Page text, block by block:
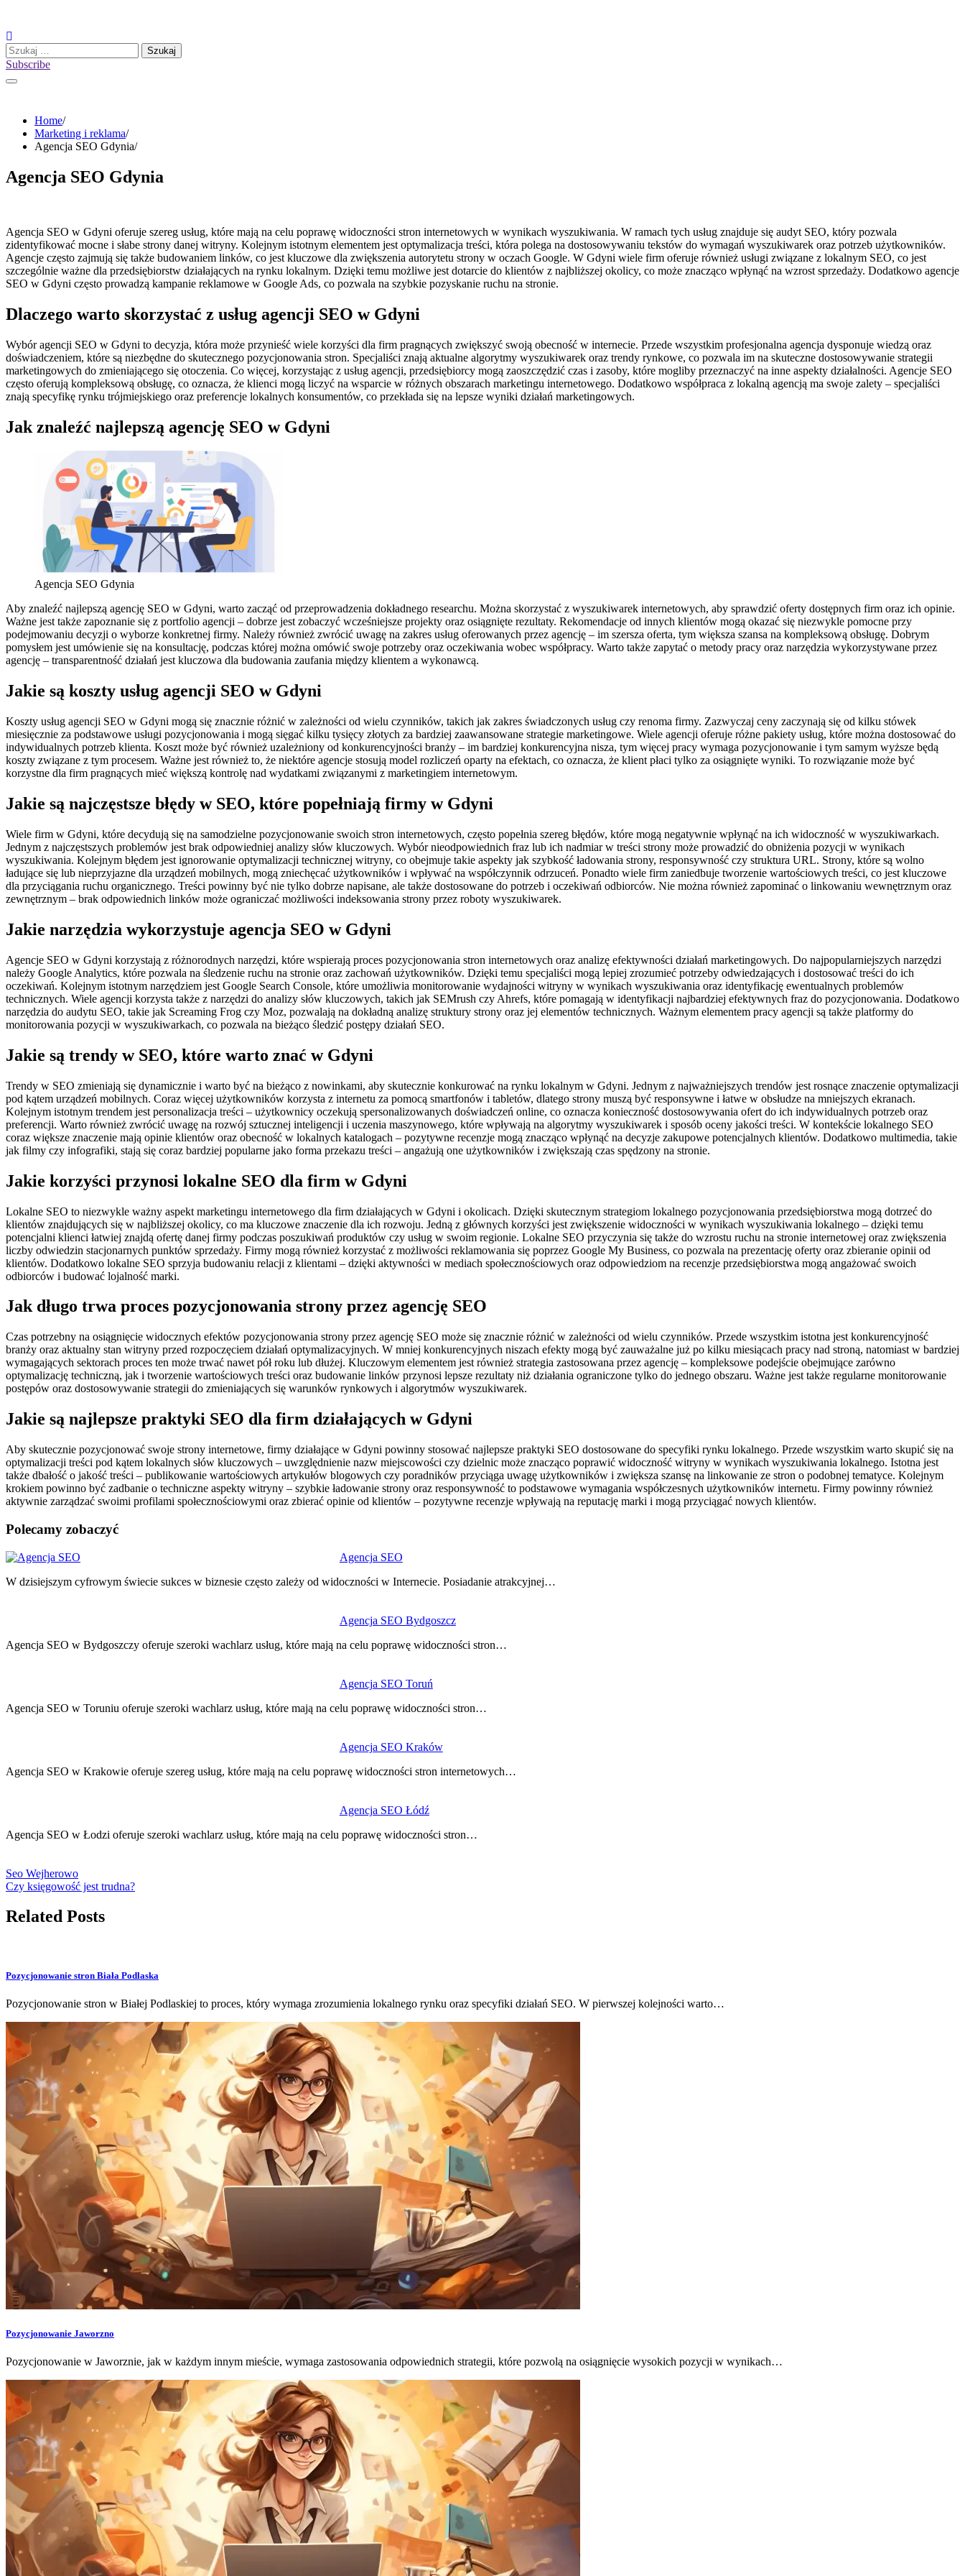
content
Szukaj:
Subscribe
Home
Marketing i reklama
Agencja SEO Gdynia
Agencja SEO Gdynia
Agencja SEO w Gdyni oferuje szereg usług, które mają na celu poprawę widoczności stron internetowych w wynikach wyszukiwania. W ramach tych usług znajduje się audyt SEO, który pozwala
zidentyfikować mocne i słabe strony danej witryny. Kolejnym istotnym elementem jest optymalizacja treści, która polega na dostosowywaniu tekstów do wymagań wyszukiwarek oraz potrzeb użytkowników.
Agencje często zajmują się także budowaniem linków, co jest kluczowe dla zwiększenia autorytetu strony w oczach Google. W Gdyni wiele firm oferuje również usługi związane z lokalnym SEO, co jest
szczególnie ważne dla przedsiębiorstw działających na rynku lokalnym. Dzięki temu możliwe jest dotarcie do klientów z najbliższej okolicy, co może znacząco wpłynąć na wzrost sprzedaży. Dodatkowo agencje
SEO w Gdyni często prowadzą kampanie reklamowe w Google Ads, co pozwala na szybkie pozyskanie ruchu na stronie.
Dlaczego warto skorzystać z usług agencji SEO w Gdyni
Wybór agencji SEO w Gdyni to decyzja, która może przynieść wiele korzyści dla firm pragnących zwiększyć swoją obecność w internecie. Przede wszystkim profesjonalna agencja dysponuje wiedzą oraz
doświadczeniem, które są niezbędne do skutecznego pozycjonowania stron. Specjaliści znają aktualne algorytmy wyszukiwarek oraz trendy rynkowe, co pozwala im na skuteczne dostosowywanie strategii
marketingowych do zmieniającego się otoczenia. Co więcej, korzystając z usług agencji, przedsiębiorcy mogą zaoszczędzić czas i zasoby, które mogliby przeznaczyć na inne aspekty działalności. Agencje SEO
często oferują kompleksową obsługę, co oznacza, że klienci mogą liczyć na wsparcie w różnych obszarach marketingu internetowego. Dodatkowo współpraca z lokalną agencją ma swoje zalety – specjaliści
znają specyfikę rynku trójmiejskiego oraz preferencje lokalnych konsumentów, co przekłada się na lepsze wyniki działań marketingowych.
Jak znaleźć najlepszą agencję SEO w Gdyni
Agencja SEO Gdynia
Aby znaleźć najlepszą agencję SEO w Gdyni, warto zacząć od przeprowadzenia dokładnego researchu. Można skorzystać z wyszukiwarek internetowych, aby sprawdzić oferty dostępnych firm oraz ich opinie.
Ważne jest także zapoznanie się z portfolio agencji – dobrze jest zobaczyć wcześniejsze projekty oraz osiągnięte rezultaty. Rekomendacje od innych klientów mogą okazać się niezwykle pomocne przy
podejmowaniu decyzji o wyborze konkretnej firmy. Należy również zwrócić uwagę na zakres usług oferowanych przez agencję – im szersza oferta, tym większa szansa na kompleksową obsługę. Dobrym
pomysłem jest umówienie się na konsultację, podczas której można omówić swoje potrzeby oraz oczekiwania wobec współpracy. Warto także zapytać o metody pracy oraz narzędzia wykorzystywane przez
agencję – transparentność działań jest kluczowa dla budowania zaufania między klientem a wykonawcą.
Jakie są koszty usług agencji SEO w Gdyni
Koszty usług agencji SEO w Gdyni mogą się znacznie różnić w zależności od wielu czynników, takich jak zakres świadczonych usług czy renoma firmy. Zazwyczaj ceny zaczynają się od kilku stówek
miesięcznie za podstawowe usługi pozycjonowania i mogą sięgać kilku tysięcy złotych za bardziej zaawansowane strategie marketingowe. Wiele agencji oferuje różne pakiety usług, które można dostosować do
indywidualnych potrzeb klienta. Koszt może być również uzależniony od konkurencyjności branży – im bardziej konkurencyjna nisza, tym więcej pracy wymaga pozycjonowanie i tym samym wyższe będą
koszty związane z tym procesem. Ważne jest również to, że niektóre agencje stosują model rozliczeń oparty na efektach, co oznacza, że klient płaci tylko za osiągnięte wyniki. To rozwiązanie może być
korzystne dla firm pragnących mieć większą kontrolę nad wydatkami związanymi z marketingiem internetowym.
Jakie są najczęstsze błędy w SEO, które popełniają firmy w Gdyni
Wiele firm w Gdyni, które decydują się na samodzielne pozycjonowanie swoich stron internetowych, często popełnia szereg błędów, które mogą negatywnie wpłynąć na ich widoczność w wyszukiwarkach.
Jednym z najczęstszych problemów jest brak odpowiedniej analizy słów kluczowych. Wybór nieodpowiednich fraz lub ich nadmiar w treści strony może prowadzić do obniżenia pozycji w wynikach
wyszukiwania. Kolejnym błędem jest ignorowanie optymalizacji technicznej witryny, co obejmuje takie aspekty jak szybkość ładowania strony, responsywność czy struktura URL. Strony, które są wolno
ładujące się lub nieprzyjazne dla urządzeń mobilnych, mogą zniechęcać użytkowników i wpływać na współczynnik odrzuceń. Ponadto wiele firm zaniedbuje tworzenie wartościowych treści, co jest kluczowe
dla przyciągania ruchu organicznego. Treści powinny być nie tylko dobrze napisane, ale także dostosowane do potrzeb i oczekiwań odbiorców. Nie można również zapominać o linkowaniu wewnętrznym oraz
zewnętrznym – brak odpowiednich linków może ograniczać możliwości indeksowania strony przez roboty wyszukiwarek.
Jakie narzędzia wykorzystuje agencja SEO w Gdyni
Agencje SEO w Gdyni korzystają z różnorodnych narzędzi, które wspierają proces pozycjonowania stron internetowych oraz analizę efektywności działań marketingowych. Do najpopularniejszych narzędzi
należy Google Analytics, które pozwala na śledzenie ruchu na stronie oraz zachowań użytkowników. Dzięki temu specjaliści mogą lepiej zrozumieć potrzeby odwiedzających i dostosować treści do ich
oczekiwań. Kolejnym istotnym narzędziem jest Google Search Console, które umożliwia monitorowanie wydajności witryny w wynikach wyszukiwania oraz identyfikację ewentualnych problemów
technicznych. Wiele agencji korzysta także z narzędzi do analizy słów kluczowych, takich jak SEMrush czy Ahrefs, które pomagają w identyfikacji najbardziej efektywnych fraz do pozycjonowania. Dodatkowo
narzędzia do audytu SEO, takie jak Screaming Frog czy Moz, pozwalają na dokładną analizę struktury strony oraz jej elementów technicznych. Ważnym elementem pracy agencji są także platformy do
monitorowania pozycji w wyszukiwarkach, co pozwala na bieżąco śledzić postępy działań SEO.
Jakie są trendy w SEO, które warto znać w Gdyni
Trendy w SEO zmieniają się dynamicznie i warto być na bieżąco z nowinkami, aby skutecznie konkurować na rynku lokalnym w Gdyni. Jednym z najważniejszych trendów jest rosnące znaczenie optymalizacji
pod kątem urządzeń mobilnych. Coraz więcej użytkowników korzysta z internetu za pomocą smartfonów i tabletów, dlatego strony muszą być responsywne i łatwe w obsłudze na mniejszych ekranach.
Kolejnym istotnym trendem jest personalizacja treści – użytkownicy oczekują spersonalizowanych doświadczeń online, co oznacza konieczność dostosowywania ofert do ich indywidualnych potrzeb oraz
preferencji. Warto również zwrócić uwagę na rozwój sztucznej inteligencji i uczenia maszynowego, które wpływają na algorytmy wyszukiwarek i sposób oceny jakości treści. W kontekście lokalnego SEO
coraz większe znaczenie mają opinie klientów oraz obecność w lokalnych katalogach – pozytywne recenzje mogą znacząco wpłynąć na decyzje zakupowe potencjalnych klientów. Dodatkowo multimedia, takie
jak filmy czy infografiki, stają się coraz bardziej popularne jako forma przekazu treści – angażują one użytkowników i zwiększają czas spędzony na stronie.
Jakie korzyści przynosi lokalne SEO dla firm w Gdyni
Lokalne SEO to niezwykle ważny aspekt marketingu internetowego dla firm działających w Gdyni i okolicach. Dzięki skutecznym strategiom lokalnego pozycjonowania przedsiębiorstwa mogą dotrzeć do
klientów znajdujących się w najbliższej okolicy, co ma kluczowe znaczenie dla ich rozwoju. Jedną z głównych korzyści jest zwiększenie widoczności w wynikach wyszukiwania lokalnego – dzięki temu
potencjalni klienci łatwiej znajdą ofertę danej firmy podczas poszukiwań produktów czy usług w swoim regionie. Lokalne SEO przyczynia się także do wzrostu ruchu na stronie internetowej oraz zwiększenia
liczby odwiedzin stacjonarnych punktów sprzedaży. Firmy mogą również korzystać z możliwości reklamowania się poprzez Google My Business, co pozwala na prezentację oferty oraz zbieranie opinii od
klientów. Dodatkowo lokalne SEO sprzyja budowaniu relacji z klientami – dzięki aktywności w mediach społecznościowych oraz odpowiedziom na recenzje przedsiębiorstwa mogą angażować swoich
odbiorców i budować lojalność marki.
Jak długo trwa proces pozycjonowania strony przez agencję SEO
Czas potrzebny na osiągnięcie widocznych efektów pozycjonowania strony przez agencję SEO może się znacznie różnić w zależności od wielu czynników. Przede wszystkim istotna jest konkurencyjność
branży oraz aktualny stan witryny przed rozpoczęciem działań optymalizacyjnych. W mniej konkurencyjnych niszach efekty mogą być zauważalne już po kilku miesiącach pracy nad stroną, natomiast w bardziej
wymagających sektorach proces ten może trwać nawet pół roku lub dłużej. Kluczowym elementem jest również strategia zastosowana przez agencję – kompleksowe podejście obejmujące zarówno
optymalizację techniczną, jak i tworzenie wartościowych treści oraz budowanie linków przynosi lepsze rezultaty niż działania ograniczone tylko do jednego obszaru. Ważne jest także regularne monitorowanie
postępów oraz dostosowywanie strategii do zmieniających się warunków rynkowych i algorytmów wyszukiwarek.
Jakie są najlepsze praktyki SEO dla firm działających w Gdyni
Aby skutecznie pozycjonować swoje strony internetowe, firmy działające w Gdyni powinny stosować najlepsze praktyki SEO dostosowane do specyfiki rynku lokalnego. Przede wszystkim warto skupić się na
optymalizacji treści pod kątem lokalnych słów kluczowych – uwzględnienie nazw miejscowości czy dzielnic może znacząco poprawić widoczność witryny w wynikach wyszukiwania lokalnego. Istotna jest
także dbałość o jakość treści – publikowanie wartościowych artykułów blogowych czy poradników przyciąga uwagę użytkowników i zwiększa szansę na linkowanie ze stron o podobnej tematyce. Kolejnym
krokiem powinno być zadbanie o techniczne aspekty witryny – szybkie ładowanie strony oraz responsywność to podstawowe wymagania współczesnych użytkowników internetu. Firmy powinny również
aktywnie zarządzać swoimi profilami społecznościowymi oraz zbierać opinie od klientów – pozytywne recenzje wpływają na reputację marki i mogą przyciągać nowych klientów.
Polecamy zobaczyć
Agencja SEO
W dzisiejszym cyfrowym świecie sukces w biznesie często zależy od widoczności w Internecie. Posiadanie atrakcyjnej…
Agencja SEO Bydgoszcz
Agencja SEO w Bydgoszczy oferuje szeroki wachlarz usług, które mają na celu poprawę widoczności stron…
Agencja SEO Toruń
Agencja SEO w Toruniu oferuje szeroki wachlarz usług, które mają na celu poprawę widoczności stron…
Agencja SEO Kraków
Agencja SEO w Krakowie oferuje szereg usług, które mają na celu poprawę widoczności stron internetowych…
Agencja SEO Łódź
Agencja SEO w Łodzi oferuje szeroki wachlarz usług, które mają na celu poprawę widoczności stron…
Nawigacja
wpisu
Seo Wejherowo
Czy księgowość jest trudna?
Related Posts
Pozycjonowanie stron Biała Podlaska
Pozycjonowanie stron w Białej Podlaskiej to proces, który wymaga zrozumienia lokalnego rynku oraz specyfiki działań SEO. W pierwszej kolejności warto…
Pozycjonowanie Jaworzno
Pozycjonowanie w Jaworznie, jak w każdym innym mieście, wymaga zastosowania odpowiednich strategii, które pozwolą na osiągnięcie wysokich pozycji w wynikach…